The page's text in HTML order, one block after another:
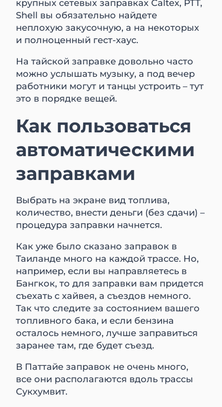
крупных сетевых заправках Caltex, PTT,
Shell вы обязательно найдете
неплохую закусочную, а на некоторых
и полноценный гест-хаус.
На тайской заправке довольно часто
можно услышать музыку, а под вечер
работники могут и танцы устроить – тут
это в порядке вещей.
Как пользоваться
автоматическими
заправками
Выбрать на экране вид топлива,
количество, внести деньги (без сдачи) –
процедура заправки начнется.
Как уже было сказано заправок в
Таиланде много на каждой трассе. Но,
например, если вы направляетесь в
Бангкок, то для заправки вам придется
съехать с хайвея, а съездов немного.
Так что следите за состоянием вашего
топливного бака, и если бензина
осталось немного, лучше заправиться
заранее там, где будет съезд.
В Паттайе заправок не очень много,
все они располагаются вдоль трассы
Сукхумвит.